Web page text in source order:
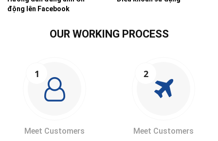
động lên Facebook
OUR WORKING PROCESS
1
Meet Customers
2
Meet Customers